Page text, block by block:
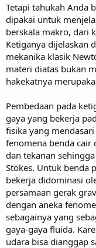
Tetapi tahukah Anda
dipakai untuk
berskala makro, dari
Ketiganya dijelaskan
mekanika klasik
materi diatas bukan
hakekatnya
Pembedaan pada
gaya yang bekerja
fisika yang
fenomena benda cair
dan tekanan
Stokes. Untuk benda
bekerja didominasi
persamaan gerak
dengan aneka
sebagainya yang
gaya-gaya fluida.
udara bisa dianggap